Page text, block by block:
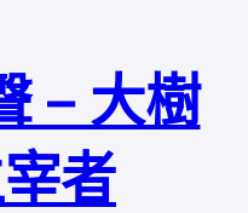
– 大樹
者